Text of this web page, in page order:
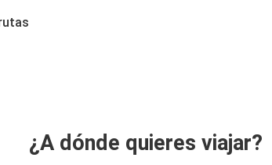
Besanzón
Aeropuerto de Basilea EuroAirport
¿A dónde quieres viajar?